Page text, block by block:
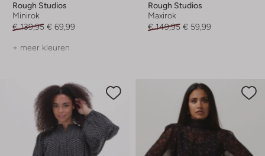
Rough Studios
Minirok
€ 139,95 € 69,99
+ meer kleuren
Rough Studios
Maxirok
€ 149,95 € 59,99